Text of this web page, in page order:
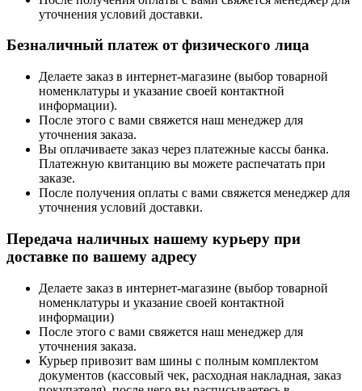
уточнения условий доставки.
Безналичный платеж от физического лица
Делаете заказ в интернет-магазине (выбор товарной
номенклатуры и указание своей контактной
информации).
После этого с вами свяжется наш менеджер для
уточнения заказа.
Вы оплачиваете заказ через платежные кассы банка.
Платежную квитанцию вы можете распечатать при
заказе.
После получения оплаты с вами свяжется менеджер для
уточнения условий доставки.
Передача наличных нашему курьеру при
доставке по вашему адресу
Делаете заказ в интернет-магазине (выбор товарной
номенклатуры и указание своей контактной
информации)
После этого с вами свяжется наш менеджер для
уточнения заказа.
Курьер привозит вам шины с полным комплектом
документов (кассовый чек, расходная накладная, заказ